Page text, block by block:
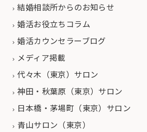
結婚相談所からのお知らせ
婚活お役立ちコラム
婚活カウンセラーブログ
メディア掲載
代々木（東京）サロン
神田・秋葉原（東京）サロン
日本橋・茅場町（東京）サロン
青山サロン（東京）